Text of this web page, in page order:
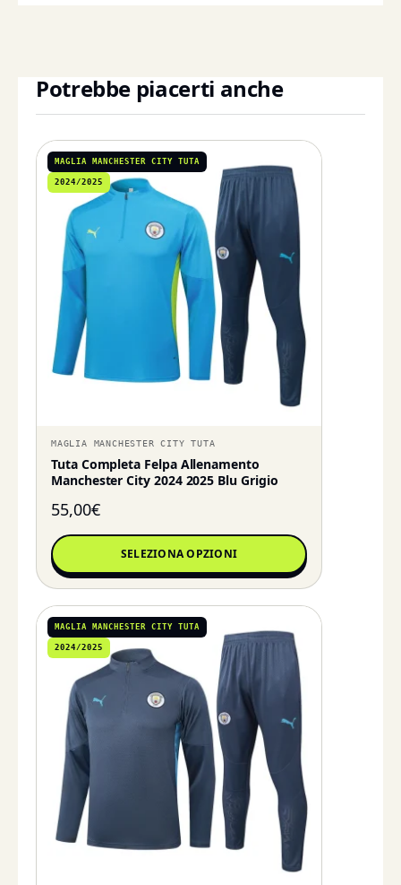
Potrebbe piacerti anche
MAGLIA MANCHESTER CITY TUTA
2024/2025
MAGLIA MANCHESTER CITY TUTA
Tuta Completa Felpa Allenamento
Manchester City 2024 2025 Blu Grigio
55,00€
SELEZIONA OPZIONI
MAGLIA MANCHESTER CITY TUTA
2024/2025